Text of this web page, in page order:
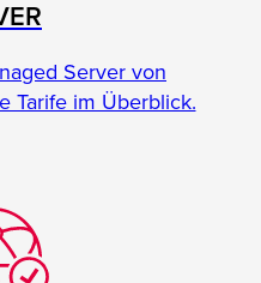
Server von
Tarife im Überblick.